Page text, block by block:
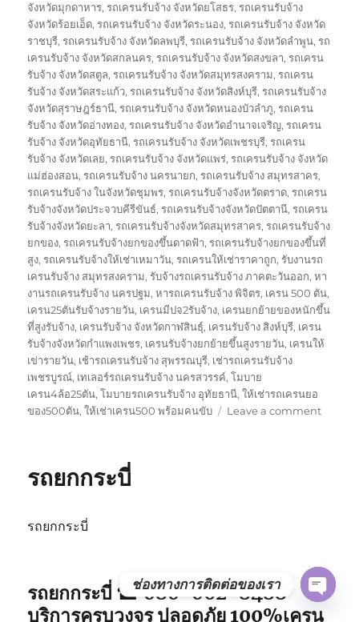
จังหวัดมุกดาหาร,รถเครนรับจ้าง จังหวัดยโสธร,รถเครนรับจ้าง
จังหวัดร้อยเอ็ด,รถเครนรับจ้าง จังหวัดระนอง,รถเครนรับจ้าง จังหวัด
ราชบุรี,รถเครนรับจ้าง จังหวัดลพบุรี,รถเครนรับจ้าง จังหวัดลำพูน,รถ
เครนรับจ้าง จังหวัดสกลนคร,รถเครนรับจ้าง จังหวัดสงขลา,รถเครน
รับจ้าง จังหวัดสตูล,รถเครนรับจ้าง จังหวัดสมุทรสงคราม,รถเครน
รับจ้าง จังหวัดสระแก้ว,รถเครนรับจ้าง จังหวัดสิงห์บุรี,รถเครนรับจ้าง
จังหวัดสุราษฎร์ธานี,รถเครนรับจ้าง จังหวัดหนองบัวลำภู,รถเครน
รับจ้าง จังหวัดอ่างทอง,รถเครนรับจ้าง จังหวัดอำนาจเจริญ,รถเครน
รับจ้าง จังหวัดอุทัยธานี,รถเครนรับจ้าง จังหวัดเพชรบุรี,รถเครน
รับจ้าง จังหวัดเลย,รถเครนรับจ้าง จังหวัดแพร่,รถเครนรับจ้าง จังหวัด
แม่ฮ่องสอน,รถเครนรับจ้าง นครนายก,รถเครนรับจ้าง สมุทรสาคร,
รถเครนรับจ้าง ในจังหวัดชุมพร,รถเครนรับจ้างจังหวัดตราด,รถเครน
รับจ้างจังหวัดประจวบคีรีขันธ์,รถเครนรับจ้างจังหวัดปัตตานี,รถเครน
รับจ้างจังหวัดยะลา,รถเครนรับจ้างจังหวัดสมุทรสาคร,รถเครนรับจ้าง
ยกของ,รถเครนรับจ้างยกของขึ้นดาดฟ้า,รถเครนรับจ้างยกของขึ้นที่
สูง,รถเครนรับจ้างให้เช่าเหมาวัน,รถเครนให้เช่าราคาถูก,รับงานรถ
เครนรับจ้าง สมุทรสงคราม,รับจ้างรถเครนรับจ้าง ภาคตะวันออก,หา
งานรถเครนรับจ้าง นครปฐม,หารถเครนรับจ้าง พิจิตร, เครน 500 ตัน,
เครน25ตันรับจ้างรายวัน, เครนมีปจ2รับจ้าง, เครนยกย้ายของหนักขึ้น
ที่สูงรับจ้าง, เครนรับจ้าง จังหวัดกาฬสินธุ์, เครนรับจ้าง สิงห์บุรี, เครน
รับจ้างจังหวัดกำแพงเพชร, เครนรับจ้างยกย้ายขึ้นสูงรายวัน, เครนให้
เข่ารายวัน, เช้ารถเครนรับจ้าง สุพรรณบุรี, เช่ารถเครนรับจ้าง
เพชรบูรณ์, เทเลอร์รถเครนรับจ้าง นครสวรรค์,โมบาย
เครน4ล้อ25ตัน,โมบายรถเครนรับจ้าง อุทัยธานี,ให้เช่ารถเครนยอ
ของ500ตัน,ให้เช่าเครน500 พร้อมคนขับ Leave a commenton
รถยกกระบี่
รถยกกระบี่
รถยกกระบี่ ☎ 080-062-8488
บริการครบวงจร ปลอดภัย 100%เครน
ช่องทางการติดต่อของเรา
OPEN